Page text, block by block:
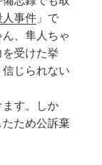
人事件 」で
、隼人ちゃ
受けた挙
じられない
す。しか
たため公訴棄